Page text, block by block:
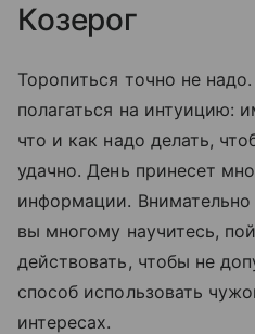
Козерог
Торопиться точно не
полагаться на интуицию:
что и как надо делать,
удачно. День принесет
информации.
вы многому научитесь,
действовать, чтобы не
способ использовать
интересах.